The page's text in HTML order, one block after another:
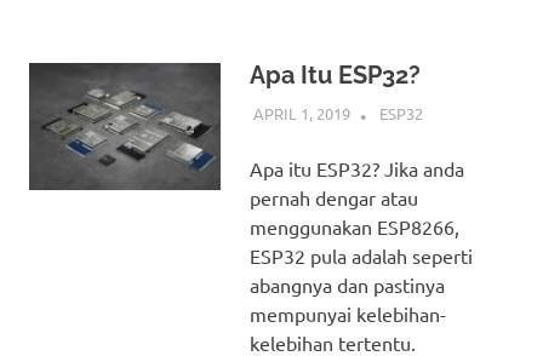
Apa Itu ESP32?
APRIL 1, 2019 IDRIS
ESP32
Apa itu ESP32? Jika anda
pernah dengar atau
menggunakan ESP8266,
ESP32 pula adalah seperti
abangnya dan pastinya
mempunyai kelebihan-
kelebihan tertentu.